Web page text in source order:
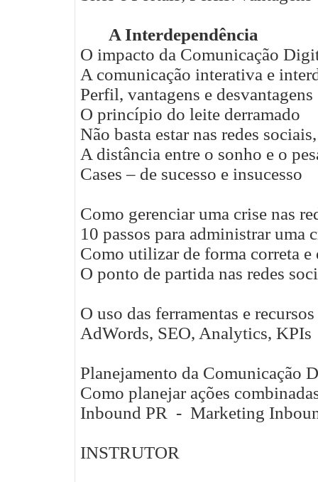
A Interdependência
O impacto da Comunicação
A comunicação interativa e
Perfil, vantagens e desvantagens
O princípio do leite derramado
Não basta estar nas redes
A distância entre o sonho e o
Cases – de sucesso e insucesso
Como gerenciar uma crise nas
10 passos para administrar uma
Como utilizar de forma correta e
O ponto de partida nas redes
O uso das ferramentas e
AdWords, SEO, Analytics, KPIs
Planejamento da Comunicação
Como planejar ações
Inbound PR - Marketing
INSTRUTOR